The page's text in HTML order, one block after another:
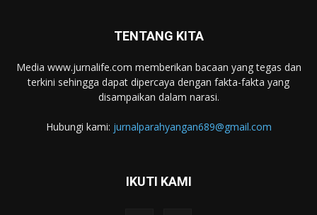
TENTANG KITA
Media www.jurnalife.com memberikan bacaan yang tegas dan
terkini sehingga dapat dipercaya dengan fakta-fakta yang
disampaikan dalam narasi.
Hubungi kami: jurnalparahyangan689@gmail.com
IKUTI KAMI